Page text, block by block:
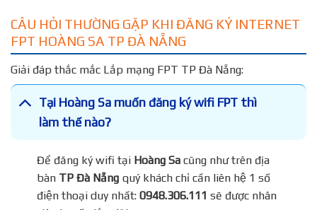
CÂU HỎI THƯỜNG GẶP KHI ĐĂNG KÝ INTERNET
FPT HOÀNG SA TP ĐÀ NẴNG
Giải đáp thắc mắc Lắp mạng FPT TP Đà Nẵng:
Tại Hoàng Sa muốn đăng ký wifi FPT thì
làm thế nào?
Để đăng ký wifi tạiHoàng Sacũng như trên địa
bànTP Đà Nẵngquý khách chỉ cần liên hệ 1 số
điện thoại duy nhất:0948.306.111 sẽ được nhân